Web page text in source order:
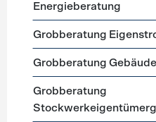
Energieberatung
Grobberatung
Grobberatung
Grobberatung